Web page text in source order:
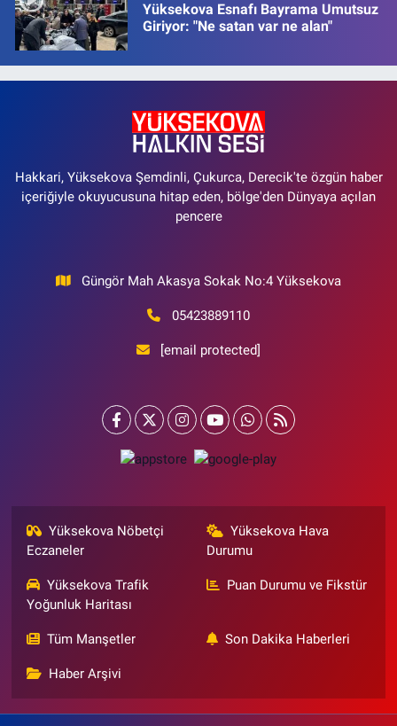
Yüksekova Esnafı Bayrama Umutsuz
Giriyor: "Ne satan var ne alan"
Hakkari, Yüksekova Şemdinli, Çukurca, Derecik'te özgün haber
içeriğiyle okuyucusuna hitap eden, bölge'den Dünyaya açılan
pencere
Güngör Mah Akasya Sokak No:4 Yüksekova
05423889110
[email protected]
Yüksekova Nöbetçi
Eczaneler
Yüksekova Hava
Durumu
Yüksekova Trafik
Yoğunluk Haritası
Puan Durumu ve Fikstür
Tüm Manşetler Son Dakika Haberleri
Haber Arşivi